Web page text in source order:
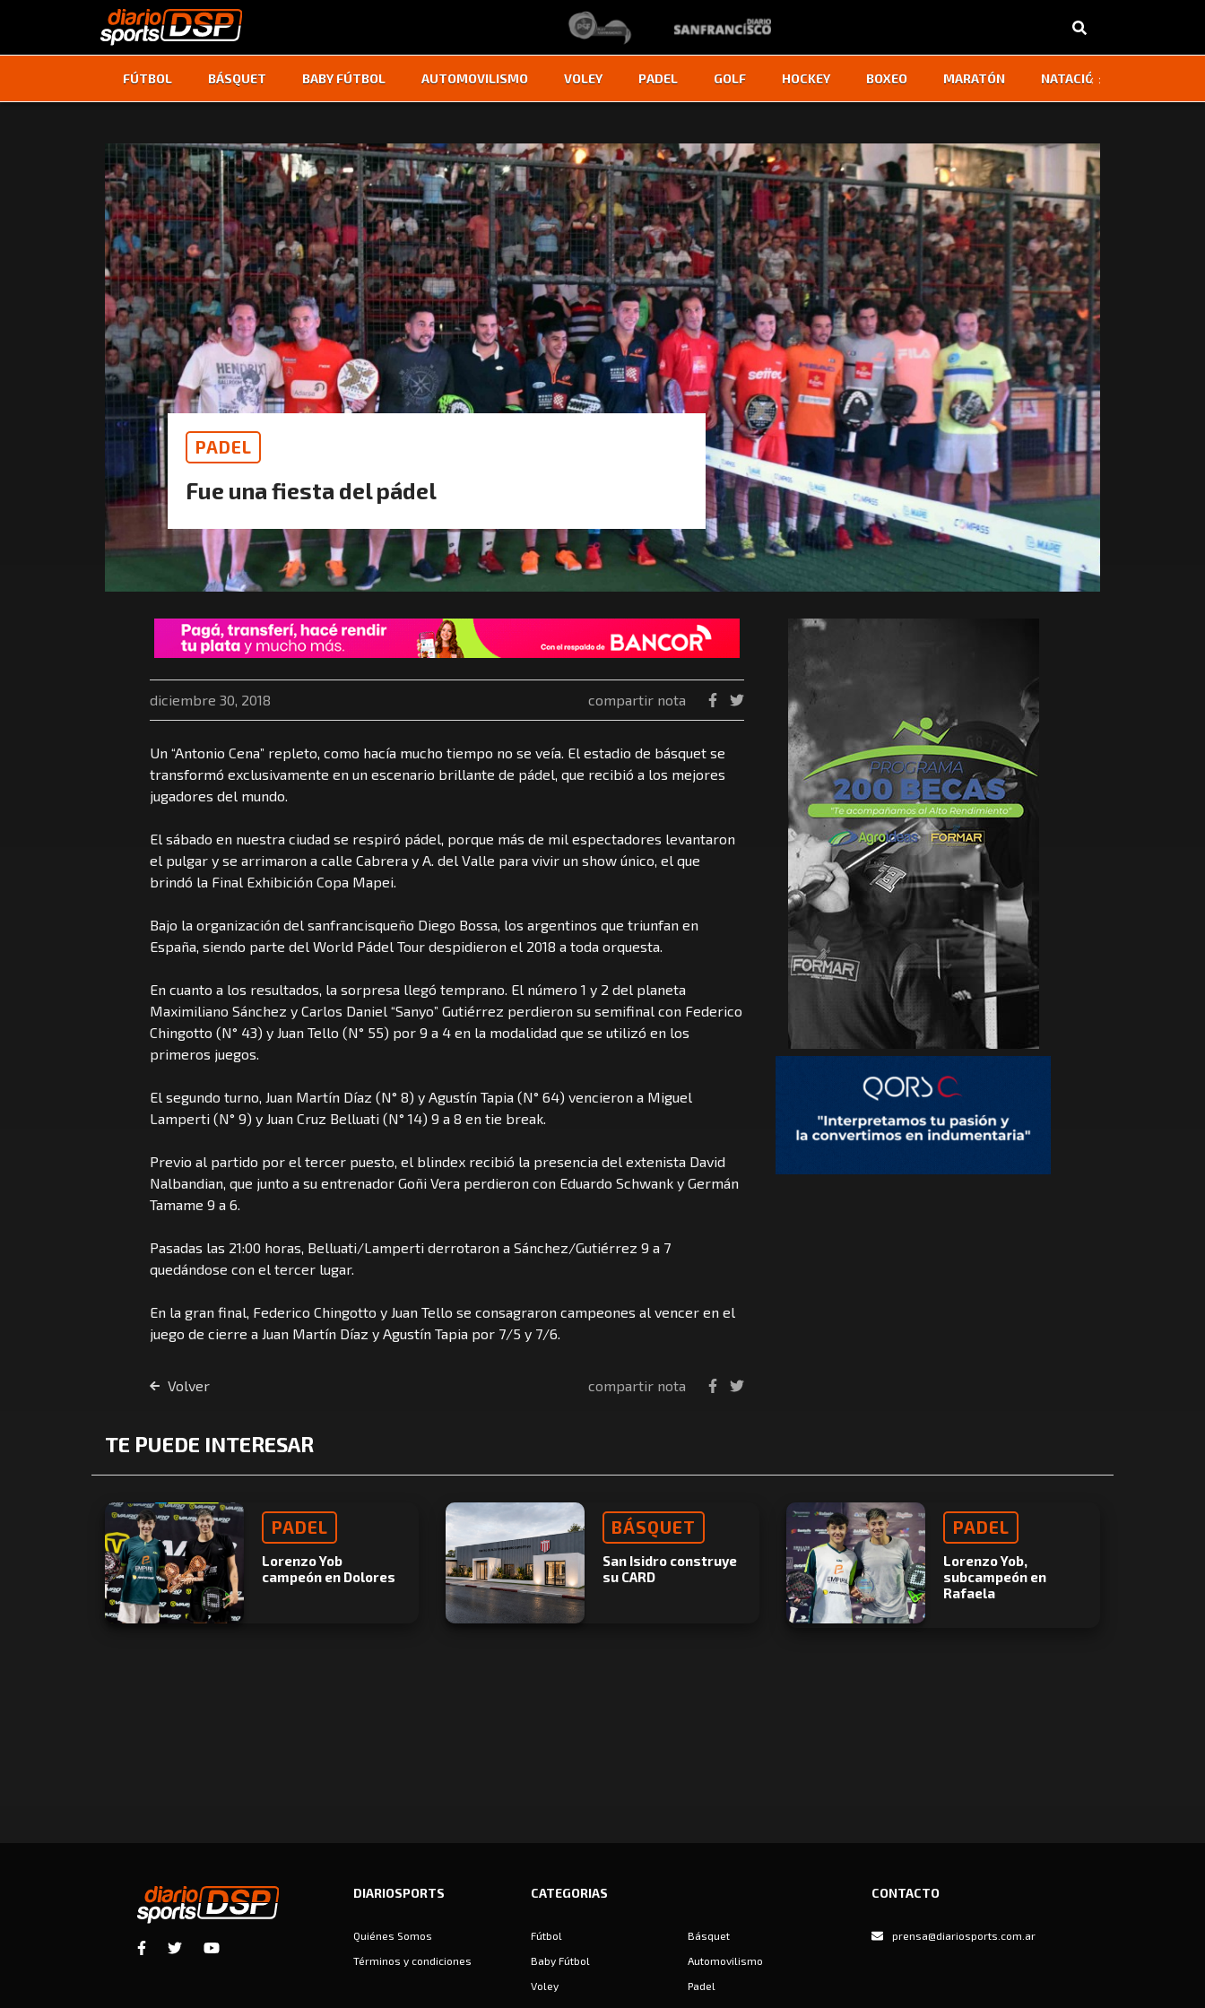
FÚTBOL BÁSQUET BABY FÚTBOL AUTOMOVILISMO VOLEY PADEL GOLF HOCKEY BOXEO MARATÓN NATACIÓN
‹ ›
PADEL
Fue una fiesta del pádel
diciembre 30, 2018 compartir nota
Un “Antonio Cena” repleto, como hacía mucho tiempo no se veía. El estadio de básquet se
transformó exclusivamente en un escenario brillante de pádel, que recibió a los mejores
jugadores del mundo.
El sábado en nuestra ciudad se respiró pádel, porque más de mil espectadores levantaron
el pulgar y se arrimaron a calle Cabrera y A. del Valle para vivir un show único, el que
brindó la Final Exhibición Copa Mapei.
Bajo la organización del sanfrancisqueño Diego Bossa, los argentinos que triunfan en
España, siendo parte del World Pádel Tour despidieron el 2018 a toda orquesta.
En cuanto a los resultados, la sorpresa llegó temprano. El número 1 y 2 del planeta
Maximiliano Sánchez y Carlos Daniel “Sanyo” Gutiérrez perdieron su semifinal con Federico
Chingotto (N° 43) y Juan Tello (N° 55) por 9 a 4 en la modalidad que se utilizó en los
primeros juegos.
El segundo turno, Juan Martín Díaz (N° 8) y Agustín Tapia (N° 64) vencieron a Miguel
Lamperti (N° 9) y Juan Cruz Belluati (N° 14) 9 a 8 en tie break.
Previo al partido por el tercer puesto, el blindex recibió la presencia del extenista David
Nalbandian, que junto a su entrenador Goñi Vera perdieron con Eduardo Schwank y Germán
Tamame 9 a 6.
Pasadas las 21:00 horas, Belluati/Lamperti derrotaron a Sánchez/Gutiérrez 9 a 7
quedándose con el tercer lugar.
En la gran final, Federico Chingotto y Juan Tello se consagraron campeones al vencer en el
juego de cierre a Juan Martín Díaz y Agustín Tapia por 7/5 y 7/6.
Volver compartir nota
TE PUEDE INTERESAR
PADEL
Lorenzo Yob
campeón en Dolores
BÁSQUET
San Isidro construye
su CARD
PADEL
Lorenzo Yob,
subcampeón en
Rafaela
DIARIOSPORTS
Quiénes Somos
Términos y condiciones
CATEGORIAS
Fútbol
Básquet
Baby Fútbol
Automovilismo
Voley
Padel
CONTACTO
prensa@diariosports.com.ar